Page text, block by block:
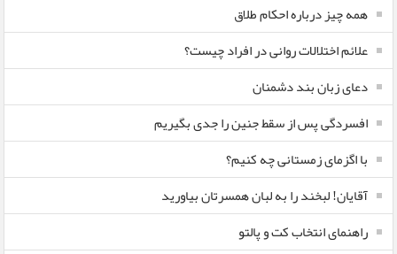
همه چیز درباره احکام طلاق
علائم اختلالات روانی در افراد چیست؟
دعای زبان بند دشمنان
افسردگی پس از سقط جنین را جدی بگیریم
با اگزمای زمستانی چه کنیم؟
آقایان! لبخند را به لبان همسرتان بیاورید
راهنمای انتخاب کت و پالتو